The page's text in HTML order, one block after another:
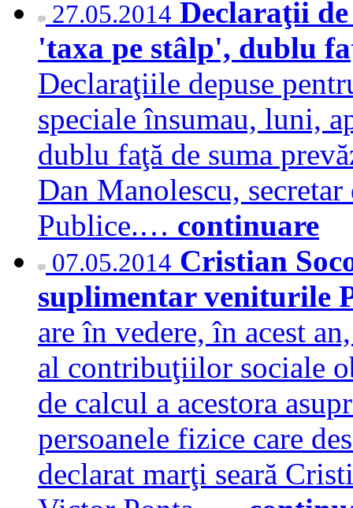
27.05.2014 Declaraţii
'taxa pe stâlp', dublu
Declaraţiile depuse
speciale însumau, luni,
dublu faţă de suma
Dan Manolescu,
Publice.… continuare
07.05.2014 Cristian
suplimentar veniturile
are în vedere, în acest
al contribuţiilor sociale
de calcul a acestora
persoanele fizice care
declarat marţi seară